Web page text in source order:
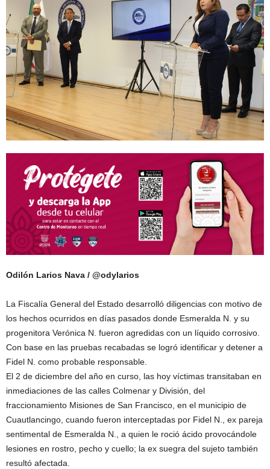
Odilón Larios Nava / @odylarios
La Fiscalía General del Estado desarrolló diligencias con motivo de
los hechos ocurridos en días pasados donde Esmeralda N. y su
progenitora Verónica N. fueron agredidas con un líquido corrosivo.
Con base en las pruebas recabadas se logró identificar y detener a
Fidel N. como probable responsable.
El 2 de diciembre del año en curso, las hoy víctimas transitaban en
inmediaciones de las calles Colmenar y División, del
fraccionamiento Misiones de San Francisco, en el municipio de
Cuautlancingo, cuando fueron interceptadas por Fidel N., ex pareja
sentimental de Esmeralda N., a quien le roció ácido provocándole
lesiones en rostro, pecho y cuello; la ex suegra del sujeto también
resultó afectada.